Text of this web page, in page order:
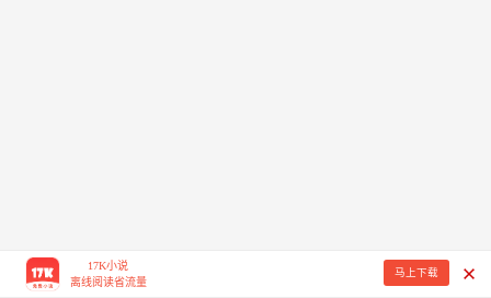
17K小说
离线阅读省流量
马上下载